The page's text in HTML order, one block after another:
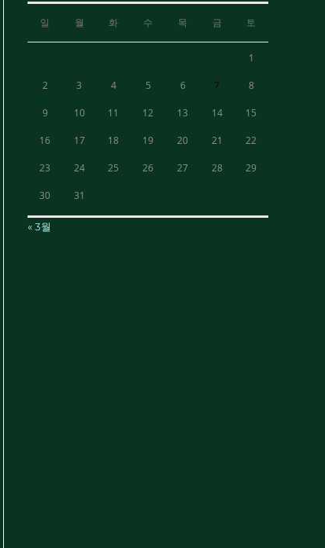
일 월 화 수 목 금 토
1
2 3 4 5 6 7 8
9 10 11 12 13 14 15
16 17 18 19 20 21 22
23 24 25 26 27 28 29
30 31
« 3월